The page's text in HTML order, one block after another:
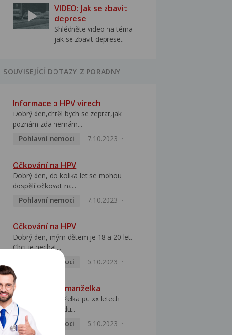
VIDEO: Jak se zbavit
deprese
Shlédněte video na téma
jak se zbavit deprese..
SOUVISEJÍCÍ DOTAZY Z PORADNY
Informace o HPV virech
Dobrý den,chtěl bych se zeptat,jak
poznám zda nemám...
Pohlavní nemoci
7.10.2023
Očkování na HPV
Dobrý den, do kolika let se mohou
dospělí očkovat na...
Pohlavní nemoci
7.10.2023
Očkování na HPV
Dobrý den, mým dětem je 18 a 20 let.
Chci je nechat...
Pohlavní nemoci
5.10.2023
HPV pozitivní manželka
Dobrý den, manželka po xx letech
přivezla z Východu...
Pohlavní nemoci
5.10.2023